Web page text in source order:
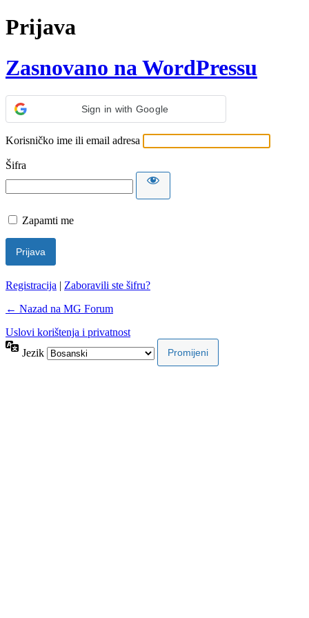
Prijava
Zasnovano na WordPressu
Sign in with Google
Korisničko ime ili email adresa
Šifra
Zapamti me
Registracija | Zaboravili ste šifru?
← Nazad na MG Forum
Uslovi korištenja i privatnost
Jezik